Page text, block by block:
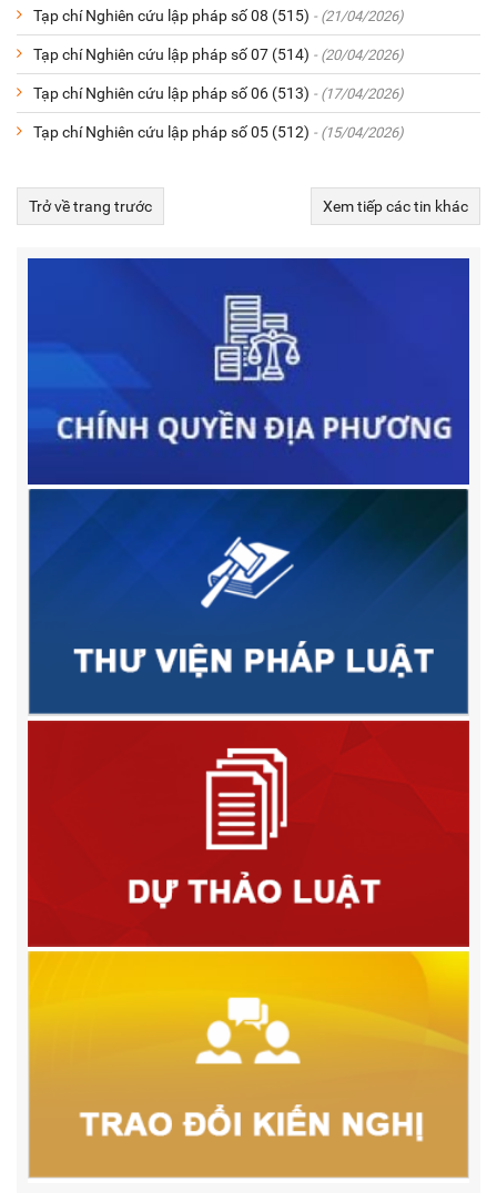
Tạp chí Nghiên cứu lập pháp số 08 (515) - (21/04/2026)
Tạp chí Nghiên cứu lập pháp số 07 (514) - (20/04/2026)
Tạp chí Nghiên cứu lập pháp số 06 (513) - (17/04/2026)
Tạp chí Nghiên cứu lập pháp số 05 (512) - (15/04/2026)
Trở về trang trước Xem tiếp các tin khác